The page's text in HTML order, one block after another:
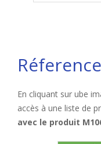
En cliquant sur ube
accès à une liste de
avec le produit